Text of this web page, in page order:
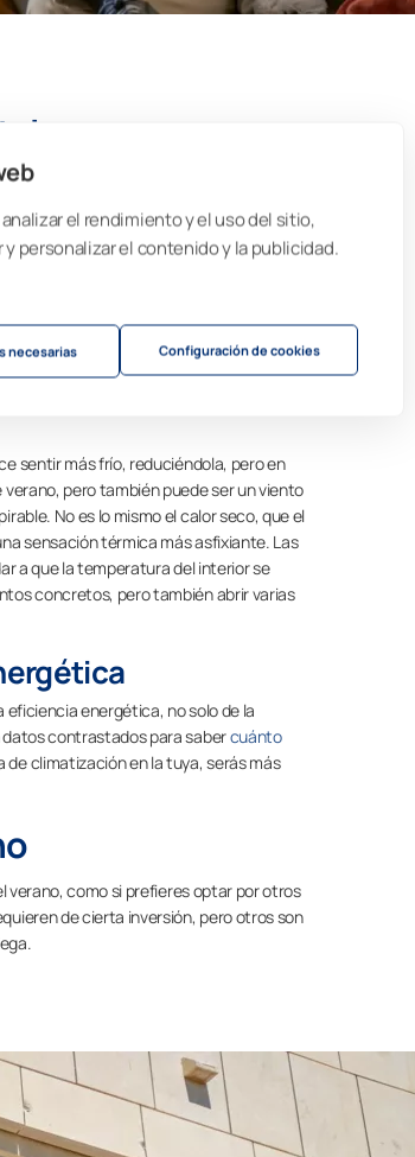
el rendimiento y el uso del sitio,
personalizar el contenido y la publicidad.
necesarias Configuración de cookies
y mantenerlas
que protege del impacto directo
posiciones y están disponible en
de sombra te permitirá reducir la
incorporación de los estores.
sentir más frío, reduciéndola, pero en
pero también puede ser un viento
No es lo mismo el calor seco, que el
sensación térmica más asfixiante. Las
a que la temperatura del interior se
concretos, pero también abrir varias
energética, no solo de la
contrastados para sabercuánto
de climatización en la tuya, serás más
verano, como si prefieres optar por otros
de cierta inversión, pero otros son